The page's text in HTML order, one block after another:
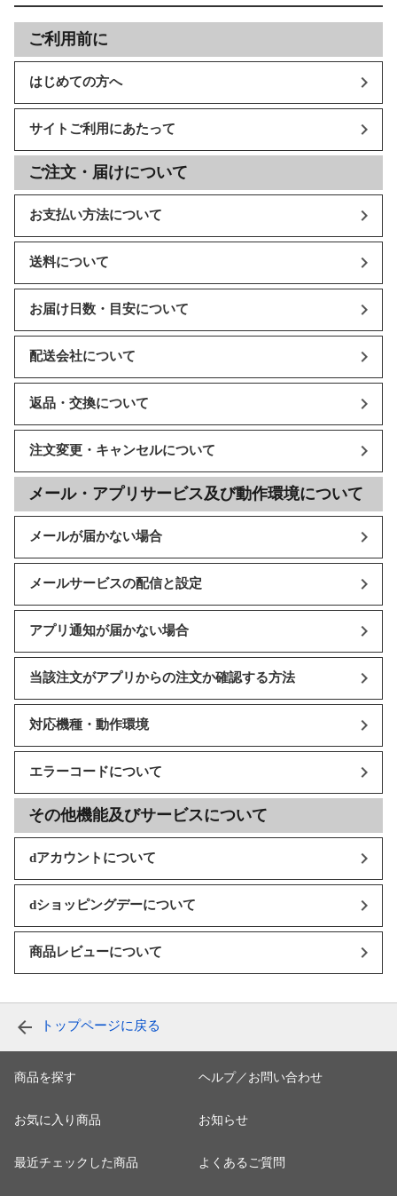
ご利用前に
はじめての方へ
サイトご利用にあたって
ご注文・届けについて
お支払い方法について
送料について
お届け日数・目安について
配送会社について
返品・交換について
注文変更・キャンセルについて
メール・アプリサービス及び動作環境について
メールが届かない場合
メールサービスの配信と設定
アプリ通知が届かない場合
当該注文がアプリからの注文か確認する方法
対応機種・動作環境
エラーコードについて
その他機能及びサービスについて
dアカウントについて
dショッピングデーについて
商品レビューについて
トップページに戻る
商品を探す
お気に入り商品
最近チェックした商品
ヘルプ／お問い合わせ
お知らせ
よくあるご質問